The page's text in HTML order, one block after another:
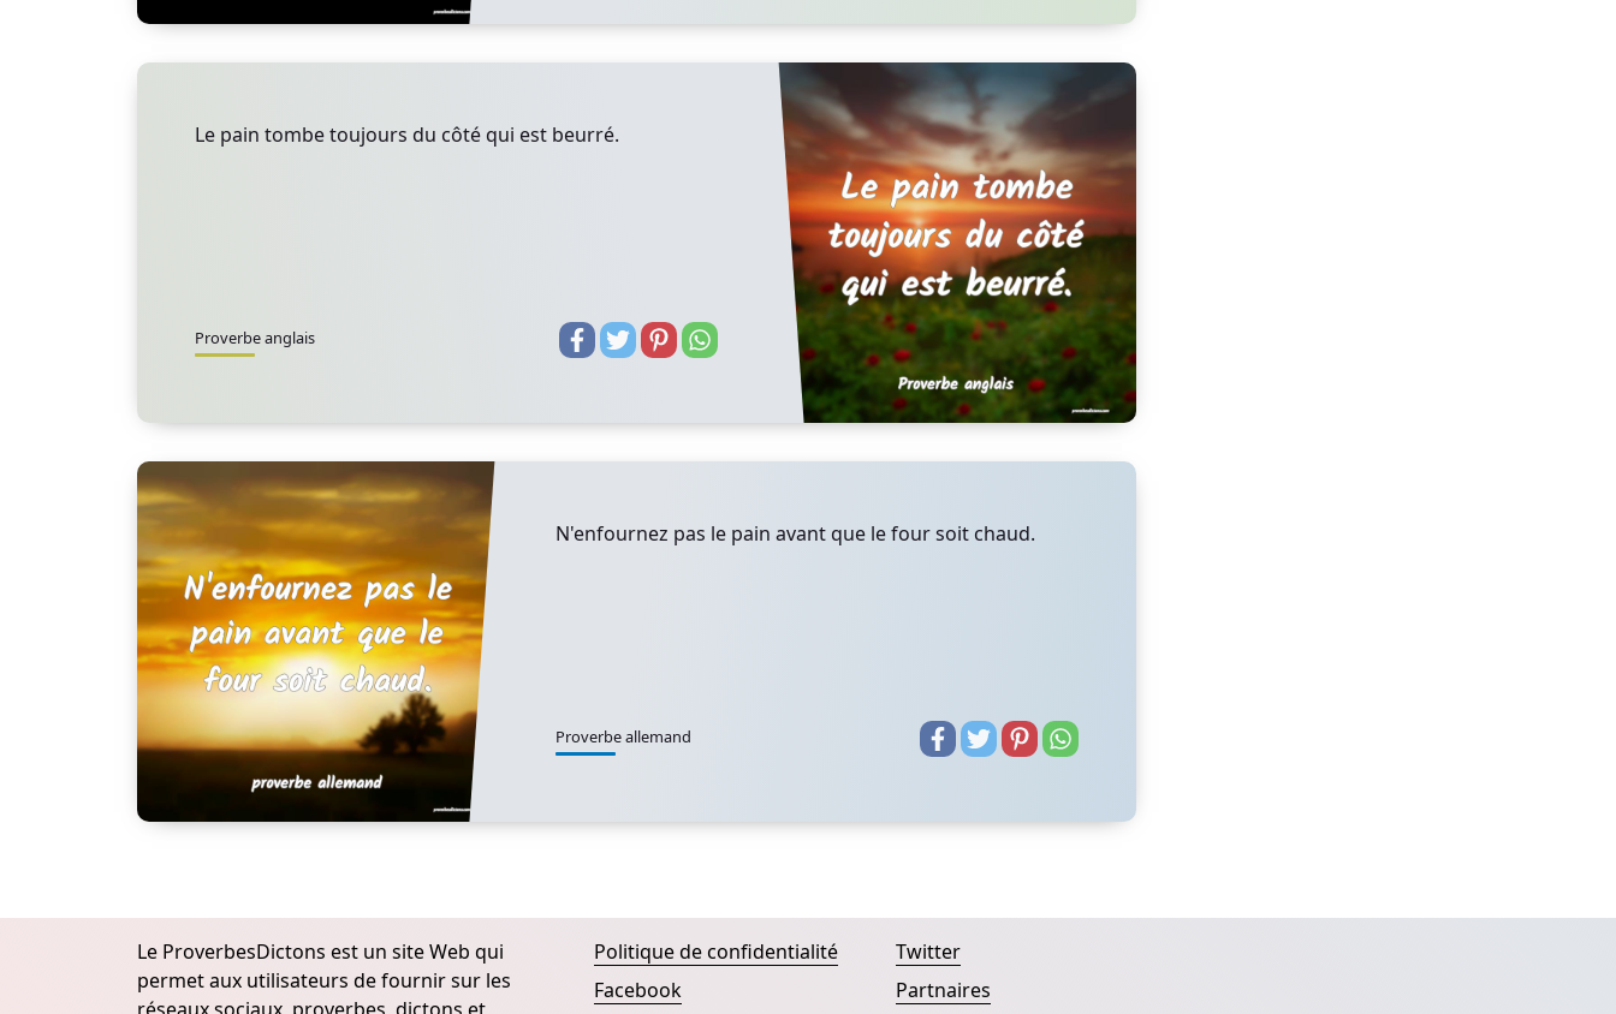
Le pain tombe toujours du côté qui est beurré.
Proverbe anglais
N'enfournez pas le pain avant que le four soit chaud.
Proverbe allemand
Le ProverbesDictons est un site Web qui
permet aux utilisateurs de fournir sur les
Politique de confidentialité
Facebook
Twitter
Partnaires